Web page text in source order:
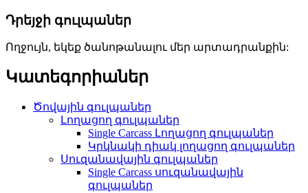
Դրեյջի գուլպաներ
Ողջույն, եկեք ծանոթանալու մեր արտադրանքին:
Կատեգորիաներ
Ծովային գուլպաներ
Լողացող գուլպաներ
Single Carcass Լողացող գուլպաներ
Կրկնակի դիակ լողացող գուլպաներ
Սուզանավային գուլպաներ
Single Carcass սուզանավային
գուլպաներ